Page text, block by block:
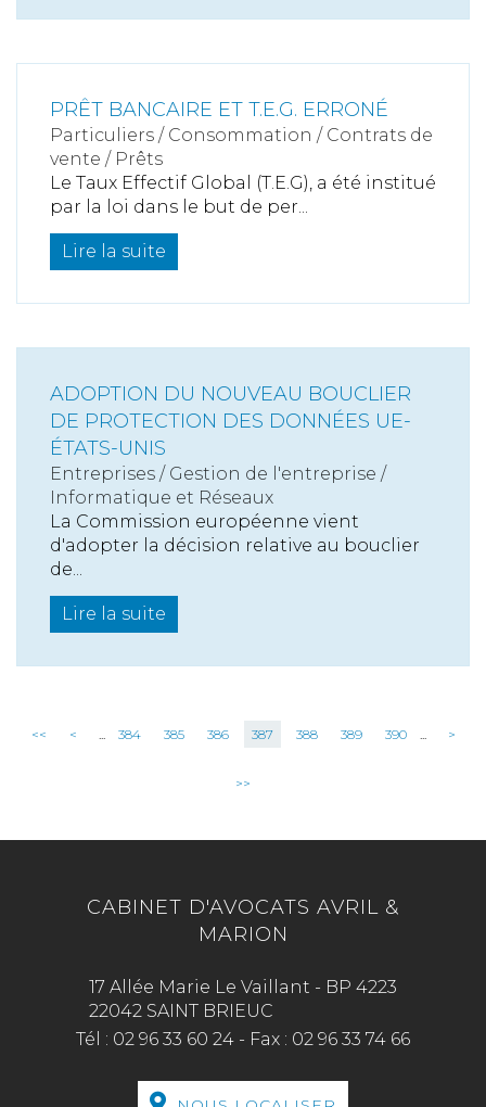
PRÊT BANCAIRE ET T.E.G. ERRONÉ
Particuliers / Consommation / Contrats de
vente / Prêts
Le Taux Effectif Global (T.E.G), a été institué
par la loi dans le but de per...
Lire la suite
ADOPTION DU NOUVEAU BOUCLIER
DE PROTECTION DES DONNÉES UE-
ÉTATS-UNIS
Entreprises / Gestion de l'entreprise /
Informatique et Réseaux
La Commission européenne vient
d'adopter la décision relative au bouclier
de...
Lire la suite
<< < ... 384 385 386 387 388 389 390 ... >
>>
CABINET D'AVOCATS AVRIL &
MARION
17 Allée Marie Le Vaillant - BP 4223
22042 SAINT BRIEUC
Tél : 02 96 33 60 24 - Fax : 02 96 33 74 66